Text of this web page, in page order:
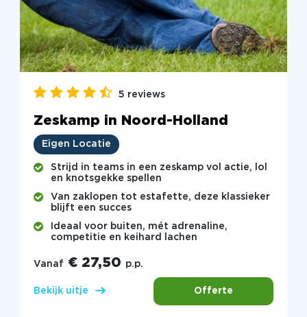
5 reviews
Zeskamp in Noord-Holland
Eigen Locatie
Strijd in teams in een zeskamp vol actie, lol
en knotsgekke spellen
Van zaklopen tot estafette, deze klassieker
blijft een succes
Ideaal voor buiten, mét adrenaline,
competitie en keihard lachen
Vanaf € 27,50 p.p.
Bekijk uitje Offerte